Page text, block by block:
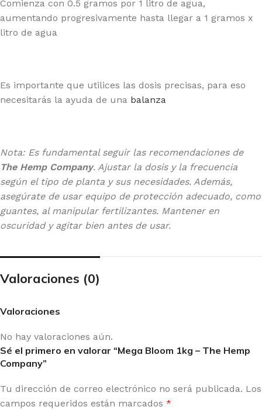
Comienza con 0.5 gramos por 1 litro de agua,
aumentando progresivamente hasta llegar a 1 gramos x
litro de agua
Es importante que utilices las dosis precisas, para eso
necesitarás la ayuda de una balanza
Nota: Es fundamental seguir las recomendaciones de
The Hemp Company. Ajustar la dosis y la frecuencia
según el tipo de planta y sus necesidades. Además,
asegúrate de usar equipo de protección adecuado, como
guantes, al manipular fertilizantes. Mantener en
oscuridad y agitar bien antes de usar.
Valoraciones (0)
Valoraciones
No hay valoraciones aún.
Sé el primero en valorar “Mega Bloom 1kg – The Hemp
Company”
Tu dirección de correo electrónico no será publicada. Los
campos requeridos están marcados *